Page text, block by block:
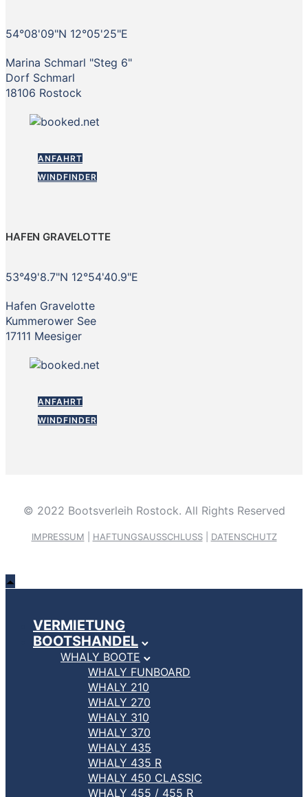
54°08'09"N 12°05'25"E
Marina Schmarl "Steg 6"
Dorf Schmarl
18106 Rostock
ANFAHRT
WINDFINDER
HAFEN GRAVELOTTE
53°49'8.7"N 12°54'40.9"E
Hafen Gravelotte
Kummerower See
17111 Meesiger
ANFAHRT
WINDFINDER
© 2022 Bootsverleih Rostock. All Rights Reserved
IMPRESSUM HAFTUNGSAUSSCHLUSS| DATENSCHUTZ
VERMIETUNG
BOOTSHANDEL
WHALY BOOTE
WHALY FUNBOARD
WHALY 210
WHALY 270
WHALY 310
WHALY 370
WHALY 435
WHALY 435 R
WHALY 450 CLASSIC
WHALY 455 / 455 R